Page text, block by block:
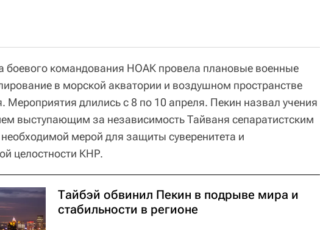
боевого командования НОАК провела плановые военные
в морской акватории и воздушном пространстве
Мероприятия длились с 8 по 10 апреля. Пекин назвал учения
выступающим за независимость Тайваня сепаратистским
мерой для защиты суверенитета и
целостности КНР.
Тайбэй обвинил Пекин в подрыве мира и
стабильности в регионе